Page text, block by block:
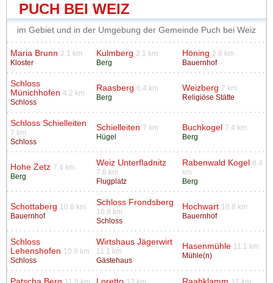
PUCH BEI WEIZ
im Gebiet und in der Umgebung der Gemeinde Puch bei Weiz
Maria Brunn 2.1 km
Kloster
Kulmberg 2.1 km
Berg
Höning 2.8 km
Bauernhof
Schloss
Münichhofen 4.2 km
Schloss
Raasberg 6.4 km
Berg
Weizberg 7 km
Religiöse Stätte
Schloss Schielleiten
7 km
Schloss
Schielleiten 7 km
Hügel
Buchkogel
7.4 km
Berg
Hohe Zetz 7.4 km
Berg
Weiz Unterfladnitz
7.6 km
Flugplatz
Rabenwald Kogel
8.4
km
Berg
Schottaberg 10.6 km
Bauernhof
Schloss Frondsberg
10.8 km
Schloss
Hochwart 10.8 km
Bauernhof
Schloss
Lehenshofen 10.9 km
Schloss
Wirtshaus Jägerwirt
11.1 km
Gästehaus
Hasenmühle 11.1 km
Mühle(n)